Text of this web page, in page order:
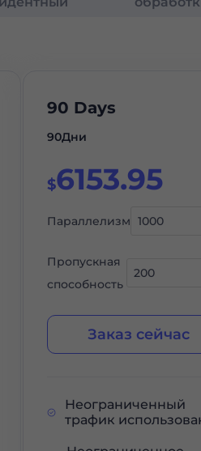
90 Days
90Дни
$6153.95
Параллелизм
Пропускная
способность
Заказ сейчас
Неограниченный
трафик